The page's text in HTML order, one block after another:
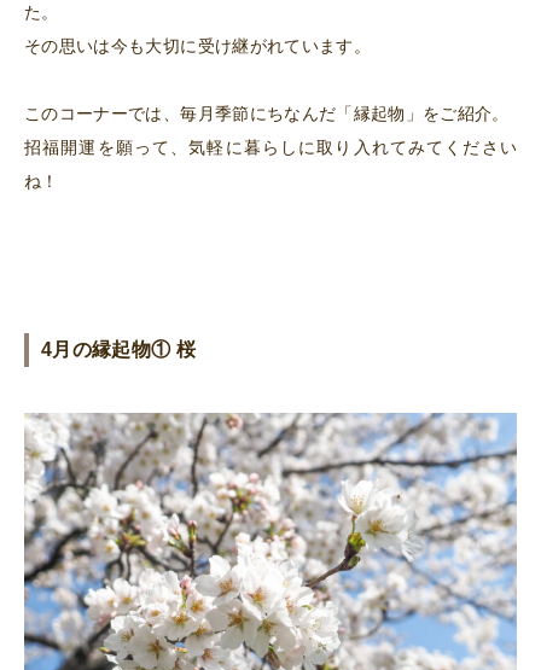
た。
その思いは今も大切に受け継がれています。
このコーナーでは、毎月季節にちなんだ「縁起物」をご紹介。
招福開運を願って、気軽に暮らしに取り入れてみてください
ね！
4月の縁起物① 桜